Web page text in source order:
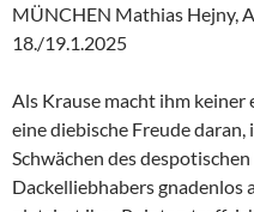
MÜNCHEN Mathias Hejny,
18./19.1.2025
Als Krause macht ihm
eine diebische Freude daran,
Schwächen des
Dackelliebhabers gnadenlos